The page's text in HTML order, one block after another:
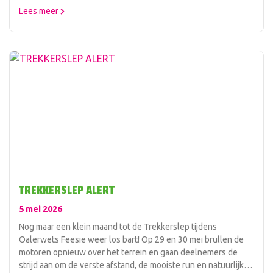
Het aftellen kan beginnen — tot op het terrein! 🎉🚜
Lees meer
TREKKERSLEP ALERT
5 mei 2026
Nog maar een klein maand tot de Trekkerslep tijdens
Oalerwets Feesie weer los bart! Op 29 en 30 mei brullen de
motoren opnieuw over het terrein en gaan deelnemers de
strijd aan om de verste afstand, de mooiste run en natuurlijk